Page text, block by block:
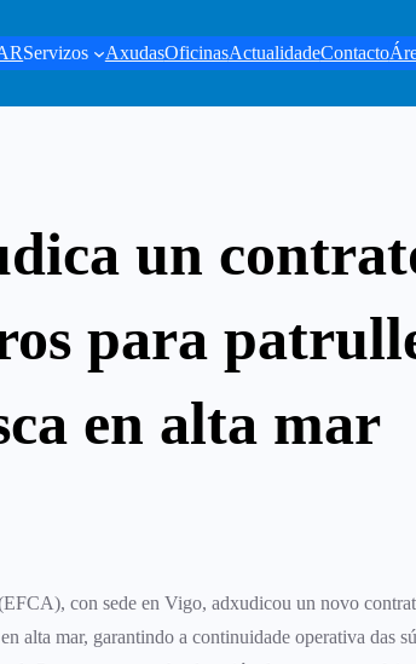
Servizos AxudasOficinasActualidadeContacto
un
para
en alta mar
con sede en Vigo, adxudicou un novo
alta mar, garantindo a continuidade operativa das